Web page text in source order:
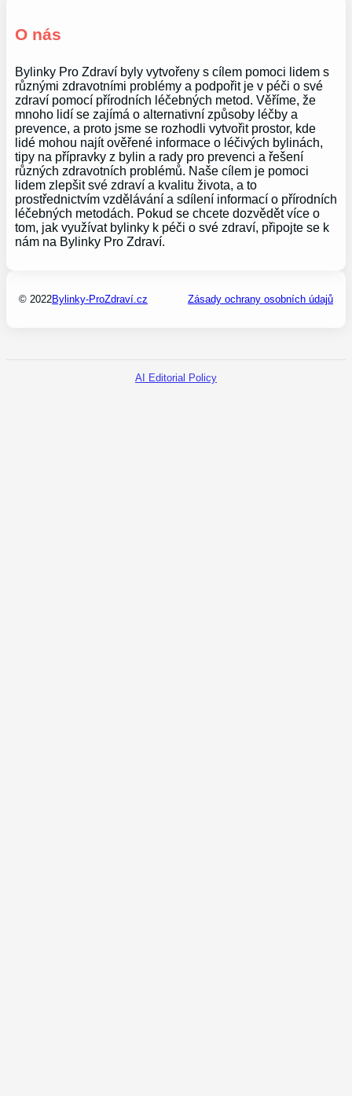
O nás
Bylinky Pro Zdraví byly vytvořeny s cílem pomoci lidem s
různými zdravotními problémy a podpořit je v péči o své
zdraví pomocí přírodních léčebných metod. Věříme, že
mnoho lidí se zajímá o alternativní způsoby léčby a
prevence, a proto jsme se rozhodli vytvořit prostor, kde
lidé mohou najít ověřené informace o léčivých bylinách,
tipy na přípravky z bylin a rady pro prevenci a řešení
různých zdravotních problémů. Naše cílem je pomoci
lidem zlepšit své zdraví a kvalitu života, a to
prostřednictvím vzdělávání a sdílení informací o přírodních
léčebných metodách. Pokud se chcete dozvědět více o
tom, jak využívat bylinky k péči o své zdraví, připojte se k
nám na Bylinky Pro Zdraví.
© 2022Bylinky-ProZdraví.cz Zásady ochrany osobních údajů
AI Editorial Policy